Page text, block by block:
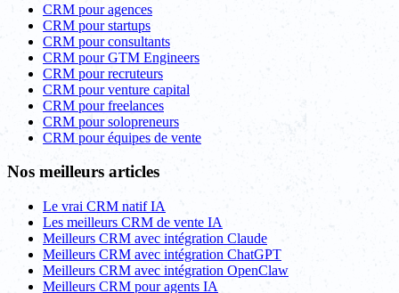
CRM pour agences
CRM pour startups
CRM pour consultants
CRM pour GTM Engineers
CRM pour recruteurs
CRM pour venture capital
CRM pour freelances
CRM pour solopreneurs
CRM pour équipes de vente
Nos meilleurs articles
Le vrai CRM natif IA
Les meilleurs CRM de vente IA
Meilleurs CRM avec intégration Claude
Meilleurs CRM avec intégration ChatGPT
Meilleurs CRM avec intégration OpenClaw
Meilleurs CRM pour agents IA